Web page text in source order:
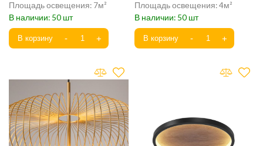
7
50
4
50